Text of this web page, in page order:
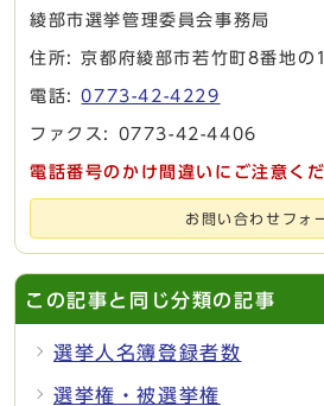
綾部市選挙管理委員会事務局
住所: 京都府綾部市若竹町8番地の1
電話:0773-42-4229
ファクス: 0773-42-4406
電話番号のかけ間違いにご注意くだ
お問い合わせフォ
この記事と同じ分類の記事
選挙人名簿登録者数
選挙権・被選挙権